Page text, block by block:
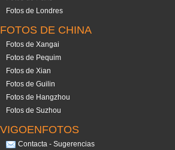
Fotos de Londres
FOTOS DE CHINA
Fotos de Xangai
Fotos de Pequim
Fotos de Xian
Fotos de Guilin
Fotos de Hangzhou
Fotos de Suzhou
VIGOENFOTOS
Contacta - Sugerencias